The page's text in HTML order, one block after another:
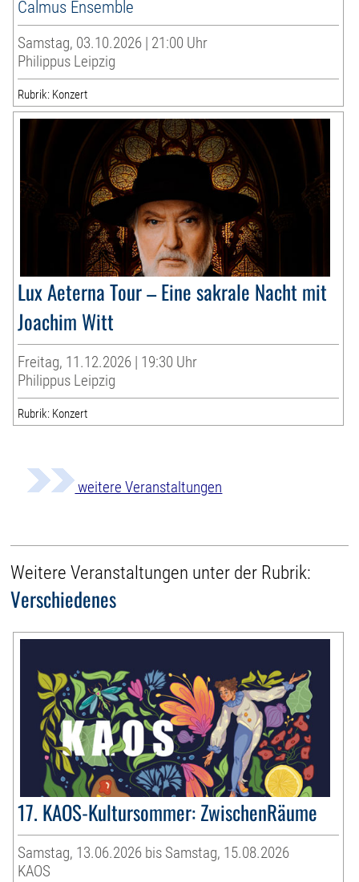
Calmus Ensemble
Samstag, 03.10.2026 | 21:00 Uhr
Philippus Leipzig
Rubrik: Konzert
Lux Aeterna Tour – Eine sakrale Nacht mit
Joachim Witt
Freitag, 11.12.2026 | 19:30 Uhr
Philippus Leipzig
Rubrik: Konzert
weitere Veranstaltungen
Weitere Veranstaltungen unter der Rubrik:
Verschiedenes
17. KAOS-Kultursommer: ZwischenRäume
Samstag, 13.06.2026 bis Samstag, 15.08.2026
KAOS